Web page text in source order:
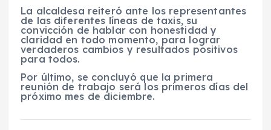
La alcaldesa reiteró ante los representantes
de las diferentes líneas de taxis, su
convicción de hablar con honestidad y
claridad en todo momento, para lograr
verdaderos cambios y resultados positivos
para todos.
Por último, se concluyó que la primera
reunión de trabajo será los primeros días del
próximo mes de diciembre.